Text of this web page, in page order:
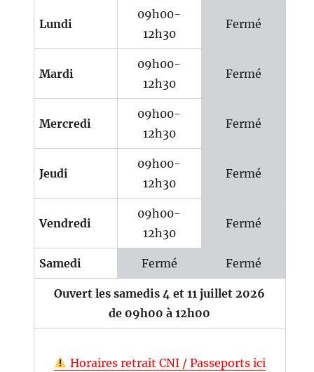
Lundi
09h00-
12h30
Fermé
Mardi
09h00-
12h30
Fermé
Mercredi
09h00-
12h30
Fermé
Jeudi
09h00-
12h30
Fermé
Vendredi
09h00-
12h30
Fermé
Samedi Fermé Fermé
Ouvert les samedis 4 et 11 juillet 2026
de 09h00 à 12h00
Horaires retrait CNI / Passeports ici